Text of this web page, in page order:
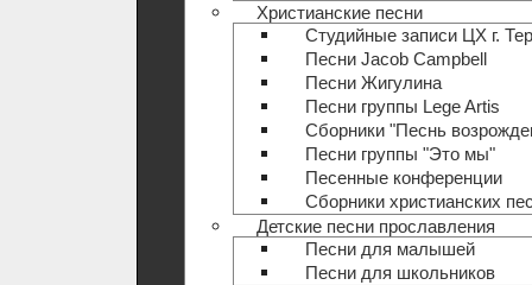
Христианские песни
Студийные записи ЦХ г.
Песни Jacob Campbell
Песни Жигулина
Песни группы Lege Artis
Сборники "Песнь
Песни группы "Это мы"
Песенные конференции
Сборники христианских
Детские песни прославления
Песни для малышей
Песни для школьников